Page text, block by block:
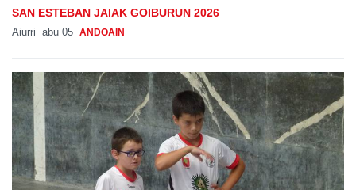
SAN ESTEBAN JAIAK GOIBURUN 2026
Aiurri abu 05 ANDOAIN